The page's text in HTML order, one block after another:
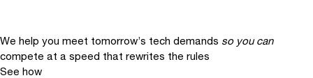
We help you meet tomorrow’s tech demands so you can
compete at a speed that rewrites the rules
See how